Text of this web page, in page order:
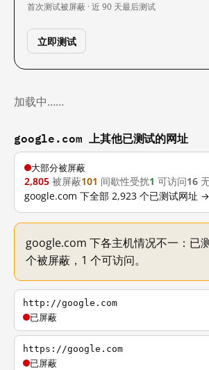
首次测试被屏蔽 · 近 90 天最后测试
立即测试
加载中……
google.com 上其他已测试的网址
大部分被屏蔽
2,805 被屏蔽101 间歇性受扰1 可访问16
google.com 下全部 2,923 个已测试网址 →
google.com 下各主机情况不一：已
个被屏蔽，1 个可访问。
http://google.com
已屏蔽
https://google.com
已屏蔽